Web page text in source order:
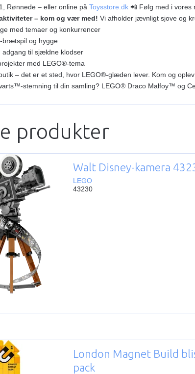
Rønnede – eller online påToysstore.dk 📲 Følg med i
– kom og vær med! Vi afholder jævnligt sjove og
med temaer og konkurrencer
brætspil og hygge
adgang til sjældne klodser
med LEGO®-tema
– det er et sted, hvor LEGO®-glæden lever. Kom og
stemning til din samling? LEGO® Draco Malfoy™ og
produkter
Walt Disney-kamera
LEGO
43230
London Magnet Build
pack